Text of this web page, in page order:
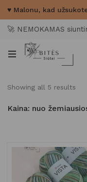
♥ Malonu, kad
🚀 NEMOKAMAS
Showing all 5 results
Kaina: nuo